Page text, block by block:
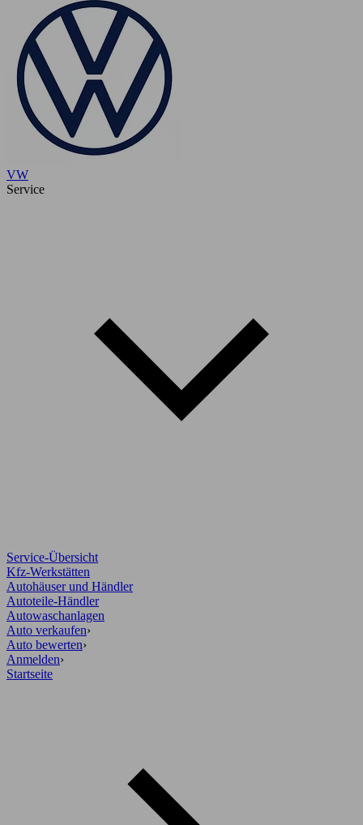
VW
Service
Service-Übersicht
Kfz-Werkstätten
Autohäuser und Händler
Autoteile-Händler
Autowaschanlagen
Auto verkaufen›
Auto bewerten›
Anmelden›
Startseite